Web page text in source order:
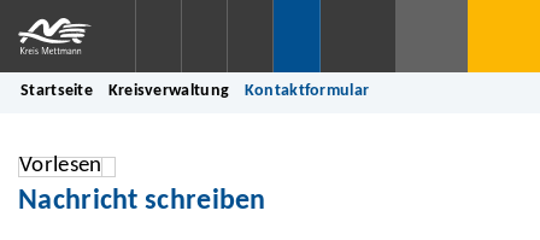
Startseite Kreisverwaltung Kontaktformular
Vorlesen
Nachricht schreiben